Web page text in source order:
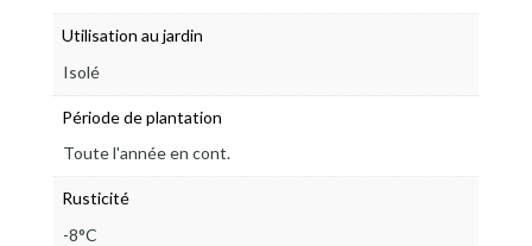
Utilisation au jardin
Isolé
Période de plantation
Toute l'année en cont.
Rusticité
-8°C